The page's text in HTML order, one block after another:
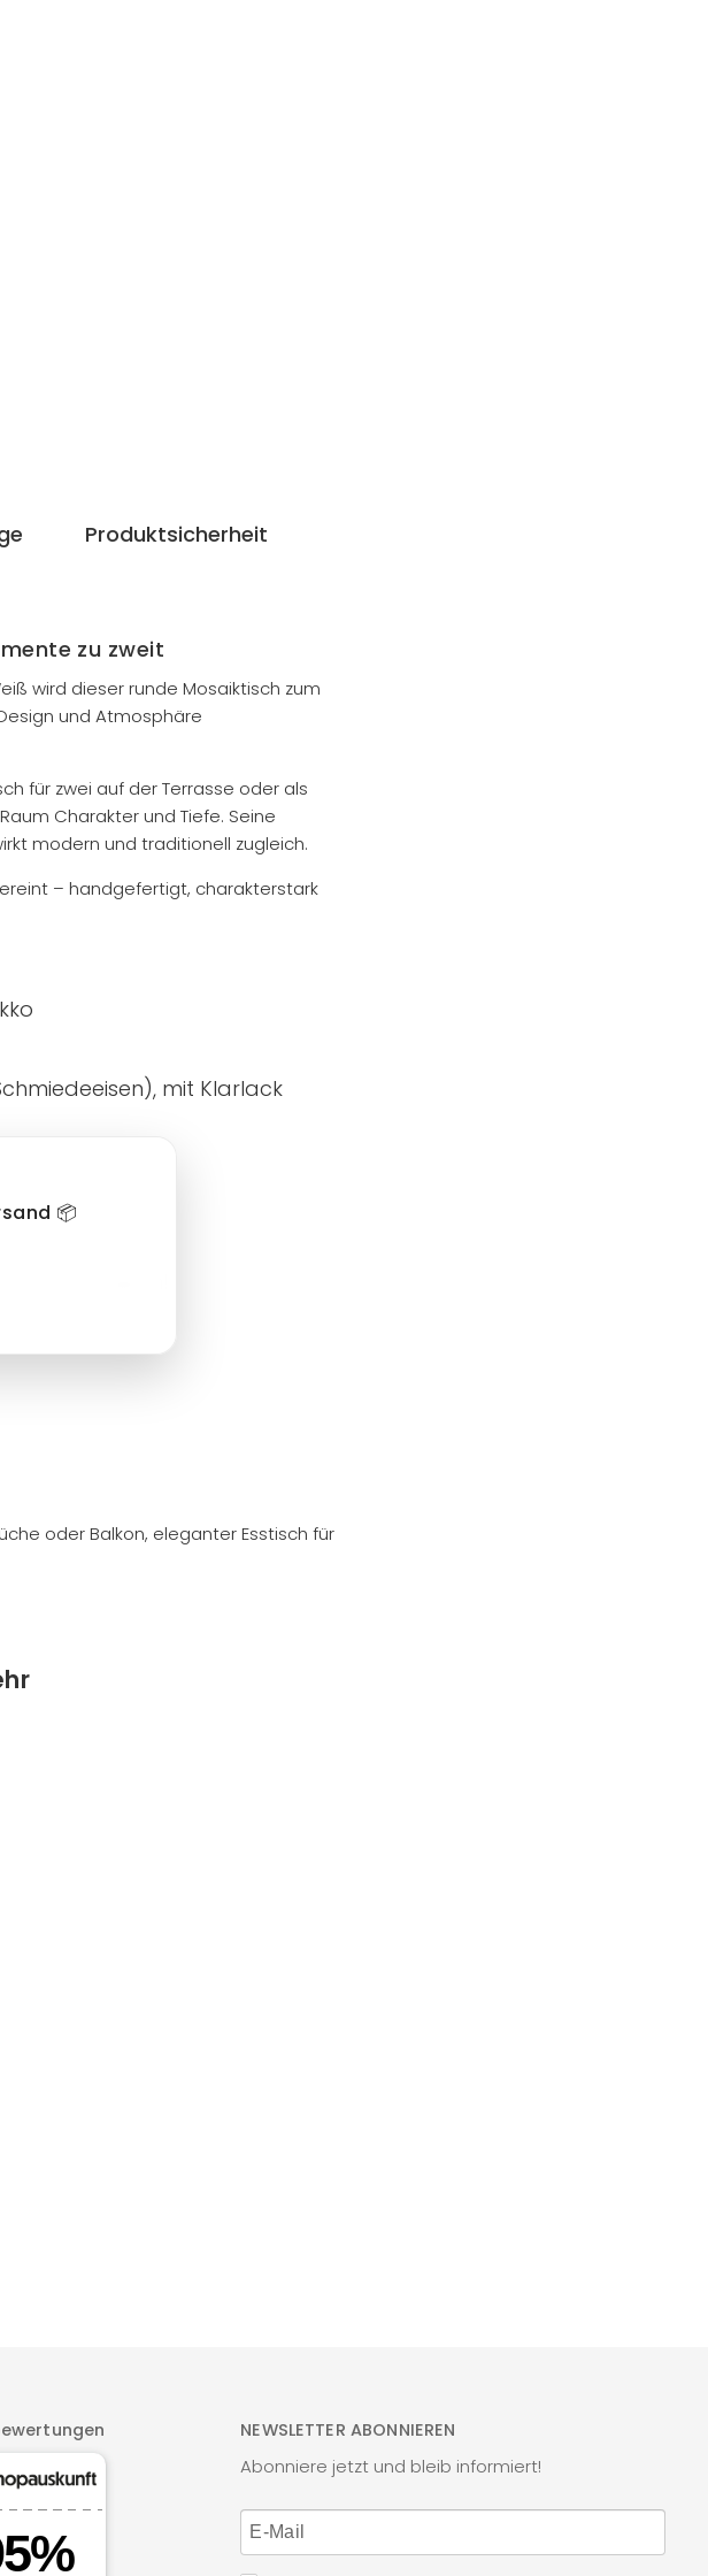
Produktsicherheit
zu zweit
wird dieser runde Mosaiktisch zum
und Atmosphäre
für zwei auf der Terrasse oder als
Charakter und Tiefe. Seine
modern und traditionell zugleich.
– handgefertigt, charakterstark
mit Klarlack
lagern!
oder Balkon, eleganter Esstisch für
NEWSLETTER ABONNIEREN
Abonniere jetzt und bleib informiert!
📦